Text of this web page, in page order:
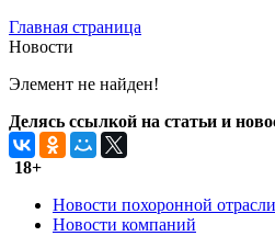
Главная страница
Новости
Элемент не найден!
Делясь ссылкой на статьи и
18+
Новости похоронной отрасли
Новости компаний